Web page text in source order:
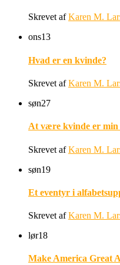
Skrevet afKaren M.
ons13
Hvad er en kvinde?
Skrevet afKaren M.
søn27
At være kvinde er
Skrevet afKaren M.
søn19
Et eventyr i
Skrevet afKaren M.
lør18
Make America Great